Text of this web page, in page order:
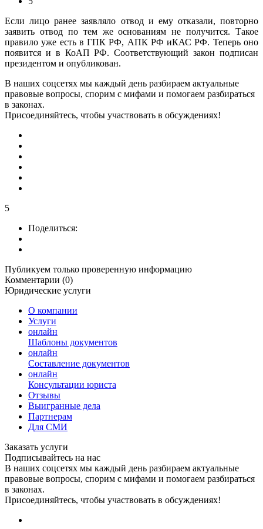
Если лицо ранее заявляло отвод и ему отказали, повторно
заявить отвод по тем же основаниям не получится. Такое
правило уже есть в ГПК РФ, АПК РФ иКАС РФ. Теперь оно
появится и в КоАП РФ. Соответствующий закон подписан
президентом и опубликован.
В наших соцсетях мы каждый день разбираем актуальные
правовые вопросы, спорим с мифами и помогаем разбираться
в законах.
Присоединяйтесь, чтобы участвовать в обсуждениях!
5
Поделиться:
Публикуем только проверенную информацию
Комментарии (0)
Юридические услуги
О компании
Услуги
онлайн
Шаблоны документов
онлайн
Составление документов
онлайн
Консультации юриста
Отзывы
Выигранные дела
Партнерам
Для СМИ
Заказать услуги
Подписывайтесь на нас
В наших соцсетях мы каждый день разбираем актуальные
правовые вопросы, спорим с мифами и помогаем разбираться
в законах.
Присоединяйтесь, чтобы участвовать в обсуждениях!